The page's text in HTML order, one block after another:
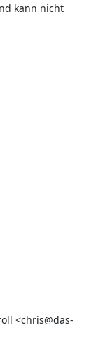
kann nicht
<chris@das-